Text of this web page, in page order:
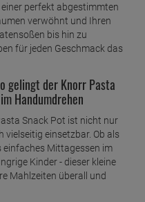
perfekt abgestimmten
verwöhnt und Ihren
bis hin zu
für jeden Geschmack das
gelingt der Knorr Pasta
Handumdrehen
Snack Pot ist nicht nur
vielseitig einsetzbar. Ob als
einfaches Mittagessen im
Kinder - dieser kleine
Mahlzeiten überall und